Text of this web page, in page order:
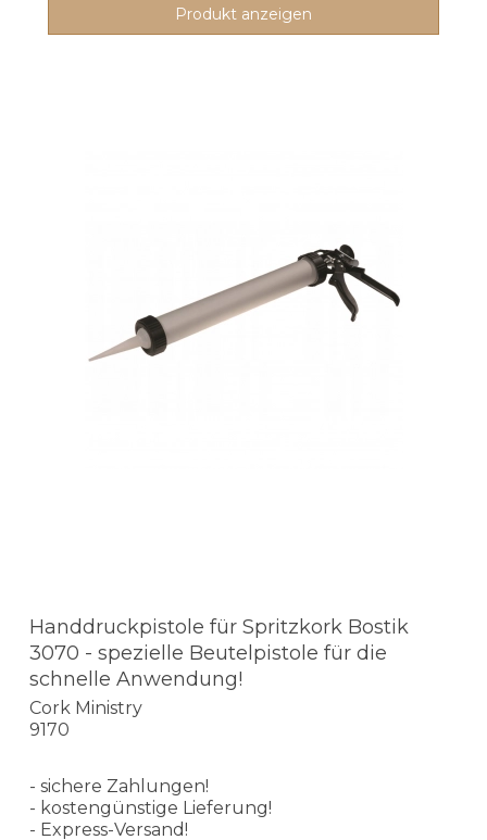
Produkt anzeigen
Handdruckpistole für Spritzkork Bostik
3070 - spezielle Beutelpistole für die
schnelle Anwendung!
Cork Ministry
9170
- sichere Zahlungen!
- kostengünstige Lieferung!
- Express-Versand!